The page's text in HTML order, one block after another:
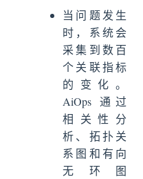
当问题发生
时，系统会
采集到数百
个关联指标
的变化。
AiOps 通过
相关性分
析、拓扑关
系图和有向
无环图